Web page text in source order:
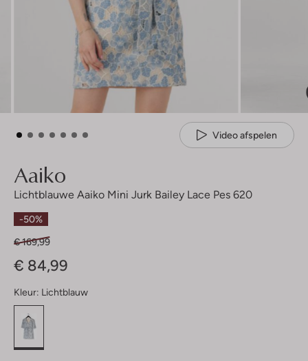
Video afspelen
Aaiko
Lichtblauwe Aaiko Mini Jurk Bailey Lace Pes 620
-50%
€ 169,99
€ 84,99
Kleur: Lichtblauw